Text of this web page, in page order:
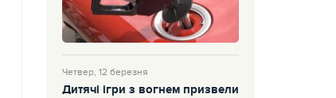
Четвер, 12 березня
Дитячі ігри з вогнем призвели